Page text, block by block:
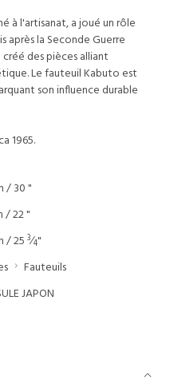
à l'artisanat, a joué un rôle
après la Seconde Guerre
des pièces alliant
Le fauteuil Kabuto est
son influence durable
1965.
/ 30 "
/ 22 "
/ 25 3⁄4"
Fauteuils
JAPON